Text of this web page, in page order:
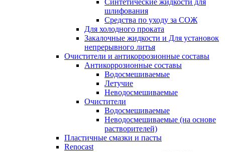
Синтетические жидкости для
шлифования
Средства по уходу за СОЖ
Для холодного проката
Закалочные жидкости и Для установок
непрерывного литья
Очистители и антикоррозионные составы
Антикоррозионные составы
Водосмешиваемые
Летучие
Неводосмешиваемые
Очистители
Водосмешиваемые
Неводосмешиваемые (на основе
растворителей)
Пластичные смазки и пасты
Renocast